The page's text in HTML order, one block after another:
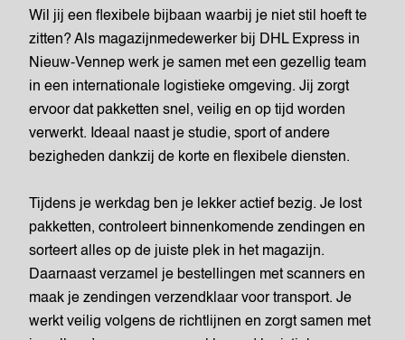
Wil jij een flexibele bijbaan waarbij je niet stil hoeft te
zitten? Als magazijnmedewerker bij DHL Express in
Nieuw-Vennep werk je samen met een gezellig team
in een internationale logistieke omgeving. Jij zorgt
ervoor dat pakketten snel, veilig en op tijd worden
verwerkt. Ideaal naast je studie, sport of andere
bezigheden dankzij de korte en flexibele diensten.
Tijdens je werkdag ben je lekker actief bezig. Je lost
pakketten, controleert binnenkomende zendingen en
sorteert alles op de juiste plek in het magazijn.
Daarnaast verzamel je bestellingen met scanners en
maak je zendingen verzendklaar voor transport. Je
werkt veilig volgens de richtlijnen en zorgt samen met